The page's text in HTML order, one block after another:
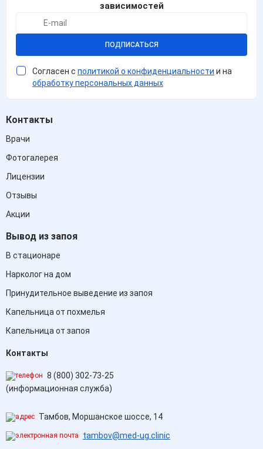
зависимостей
ПОДПИСАТЬСЯ
Согласен с политикой о конфиденциальности и на
обработку персональных данных
Контакты
Врачи
Фотогалерея
Лицензии
Отзывы
Акции
Вывод из запоя
В стационаре
Нарколог на дом
Принудительное выведение из запоя
Капельница от похмелья
Капельница от запоя
Контакты
8 (800) 302-73-25
(информационная служба)
Тамбов, Моршанское шоссе, 14
tambov@med-ug.clinic